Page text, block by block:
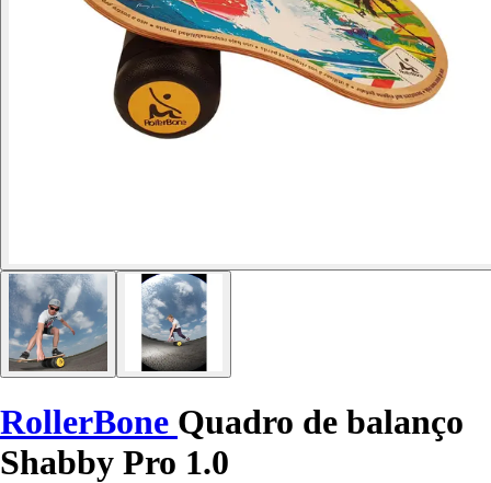
RollerBone Quadro de balanço
Shabby Pro 1.0